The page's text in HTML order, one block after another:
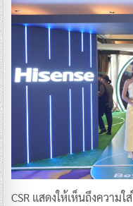
CSR แสดงให้เห็นถึงความ